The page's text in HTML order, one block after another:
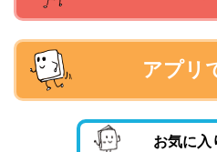
アプリ
お気に入